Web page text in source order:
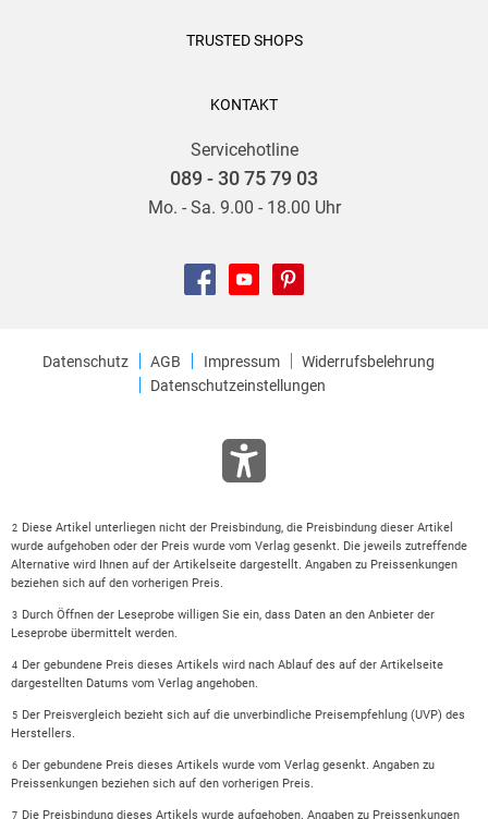
TRUSTED SHOPS
KONTAKT
Servicehotline
089 - 30 75 79 03
Mo. - Sa. 9.00 - 18.00 Uhr
Datenschutz AGB Impressum
Widerrufsbelehrung
Datenschutzeinstellungen
2 Diese Artikel unterliegen nicht der Preisbindung, die Preisbindung dieser Artikel
wurde aufgehoben oder der Preis wurde vom Verlag gesenkt. Die jeweils zutreffende
Alternative wird Ihnen auf der Artikelseite dargestellt. Angaben zu Preissenkungen
beziehen sich auf den vorherigen Preis.
3 Durch Öffnen der Leseprobe willigen Sie ein, dass Daten an den Anbieter der
Leseprobe übermittelt werden.
4 Der gebundene Preis dieses Artikels wird nach Ablauf des auf der Artikelseite
dargestellten Datums vom Verlag angehoben.
5 Der Preisvergleich bezieht sich auf die unverbindliche Preisempfehlung (UVP) des
Herstellers.
6 Der gebundene Preis dieses Artikels wurde vom Verlag gesenkt. Angaben zu
Preissenkungen beziehen sich auf den vorherigen Preis.
7 Die Preisbindung dieses Artikels wurde aufgehoben. Angaben zu Preissenkungen